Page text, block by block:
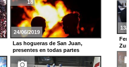
18
24/06/2019
Las hogueras de San Juan,
presentes en todas partes
13/